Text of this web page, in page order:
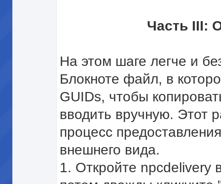
Часть III:
На этом шаге легче и
Блокноте файл, в
GUIDs, чтобы
вводить вручную. Этот
процесс
внешнего вида.
1. Откройте npcdelivery